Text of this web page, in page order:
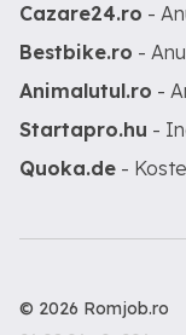
Cazare24.ro -
Bestbike.ro -
Animalutul.ro -
Startapro.hu -
Quoka.de -
© 2026 Romjob.ro